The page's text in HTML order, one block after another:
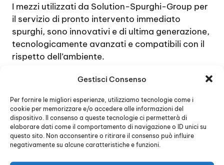
Gestisci Consenso
Per fornire le migliori esperienze, utilizziamo tecnologie come i
cookie per memorizzare e/o accedere alle informazioni del
dispositivo. Il consenso a queste tecnologie ci permetterà di
elaborare dati come il comportamento di navigazione o ID unici su
questo sito. Non acconsentire o ritirare il consenso può influire
negativamente su alcune caratteristiche e funzioni.
I mezzi utilizzati da Solution-Spurghi-Group per
il servizio di pronto intervento immediato
spurghi, sono innovativi e di ultima generazione,
tecnologicamente avanzati e compatibili con il
rispetto dell’ambiente.
Solution-Spurghi-Group, che si distingue per
rapporto qualità-prezzo competitivo e
concorrenziale sul mercato.